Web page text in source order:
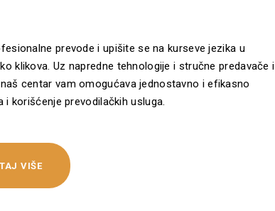
prevode i upišite se na kurseve jezika u
klikova. Uz napredne tehnologije i stručne predavače i
centar vam omogućava jednostavno i efikasno
i korišćenje prevodilačkih usluga.
VIŠE